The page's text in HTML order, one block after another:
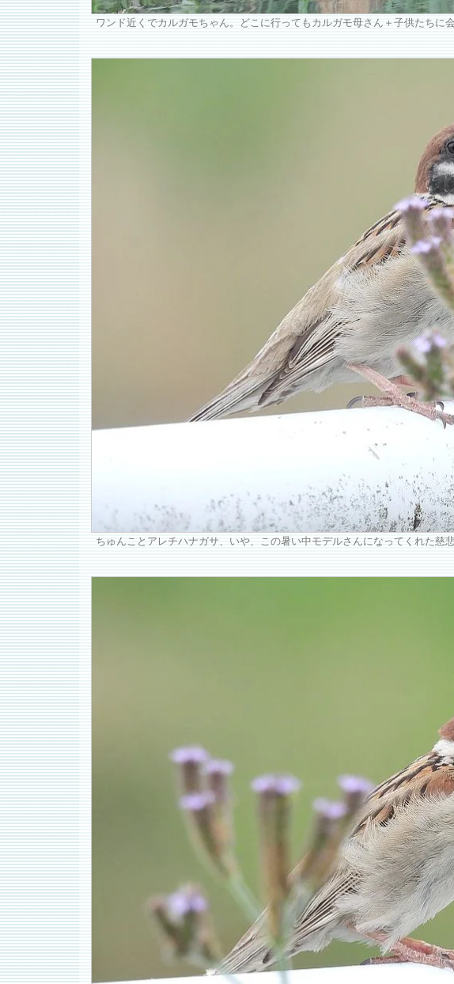
ワンド近くでカルガモちゃん。どこに行ってもカルガモ母さん＋子供たちに
ちゅんことアレチハナガサ、いや、この暑い中モデルさんになってくれた慈